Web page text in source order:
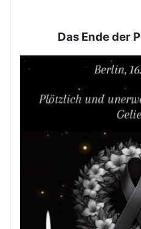
Das Ende der